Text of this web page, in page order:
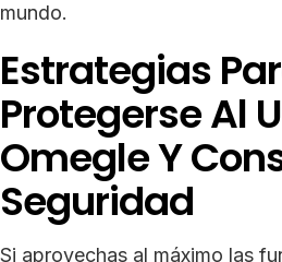
mundo.
Estrategias
Protegerse Al
Omegle Y
Seguridad
Si aprovechas al máximo las